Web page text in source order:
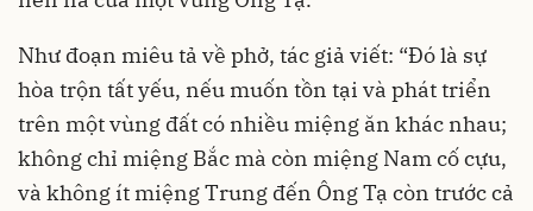
Như đoạn miêu tả về phở, tác giả viết: “Đó là sự
hòa trộn tất yếu, nếu muốn tồn tại và phát triển
trên một vùng đất có nhiều miệng ăn khác nhau;
không chỉ miệng Bắc mà còn miệng Nam cố cựu,
và không ít miệng Trung đến Ông Tạ còn trước cả